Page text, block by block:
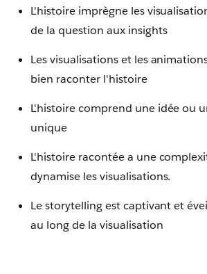
L'histoire imprègne les
de la question aux insights
Les visualisations et les
bien raconter l'histoire
L'histoire comprend une idée ou
unique
L'histoire racontée a une
dynamise les visualisations.
Le storytelling est captivant et
au long de la visualisation